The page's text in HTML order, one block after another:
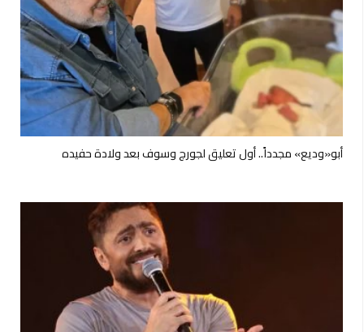
أبو«وديع» مجدداً.. أول تعليق لجورج وسوف بعد ولادة حفيده